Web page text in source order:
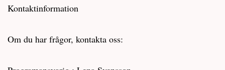
Kontaktinformation
Om du har frågor, kontakta oss: